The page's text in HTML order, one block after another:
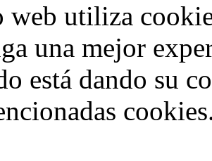
web utiliza
una mejor
está dando su